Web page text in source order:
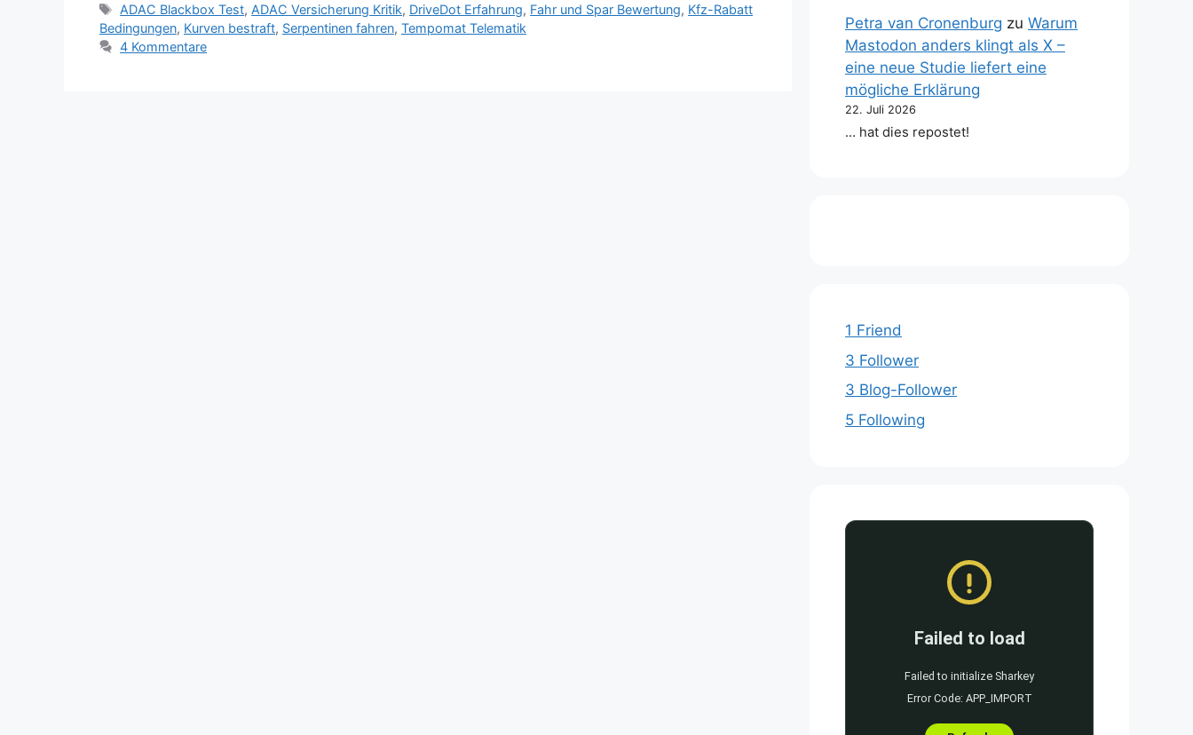
Schlagwörter
ADAC Blackbox Test, ADAC Versicherung Kritik, DriveDot Erfahrung, Fahr und Spar Bewertung, Kfz-Rabatt
Bedingungen, Kurven bestraft, Serpentinen fahren, Tempomat Telematik
4 Kommentare
Petra van Cronenburg zu Warum
Mastodon anders klingt als X –
eine neue Studie liefert eine
mögliche Erklärung
22. Juli 2026
… hat dies repostet!
1 Friend
3 Follower
3 Blog-Follower
5 Following